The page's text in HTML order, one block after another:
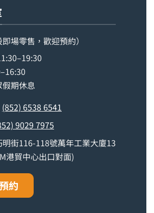
即場零售，歡迎預約）
期休息
(852) 6538 6541
9029 7975
明街116-118號萬年工業大廈13
港貿中心出口對面)
約